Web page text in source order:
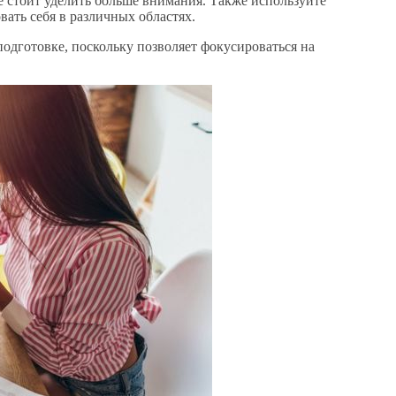
себя в различных областях.
поскольку позволяет фокусироваться на